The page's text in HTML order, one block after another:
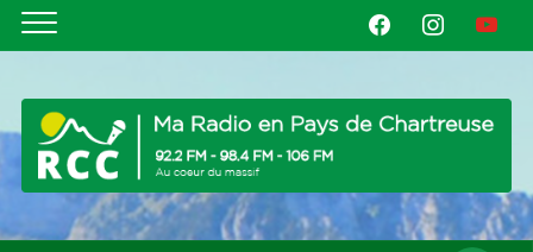
facebookinstagramyoutube